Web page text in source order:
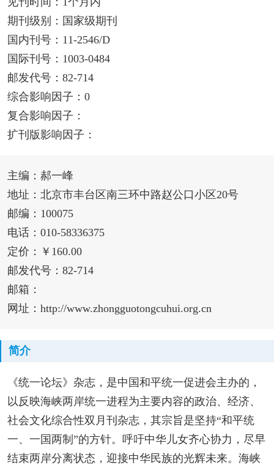
期刊级别：国家级期刊
国内刊号：11-2546/D
国际刊号：1003-0484
邮发代号：82-714
综合影响因子：0
复合影响因子：
扩刊版影响因子：
主编：郝一峰
地址：北京市丰台区南三环中路赵公口小区20号
邮编：100075
电话：010-58336375
定价：￥160.00
邮发代号：82-714
邮箱：
网址：http://www.zhongguotongcuhui.org.cn
简介
《统一论坛》杂志，是中国和平统一促进会主办的，
以反映海峡两岸统一进程为主要内容的政治、经济、
社会文化综合性双月刊杂志，其宗旨是坚持“和平统
一、一国两制”的方针。呼吁中华儿女齐心协力，尽早
结束两岸分离状态，迎接中华民族的光辉未来。海峡